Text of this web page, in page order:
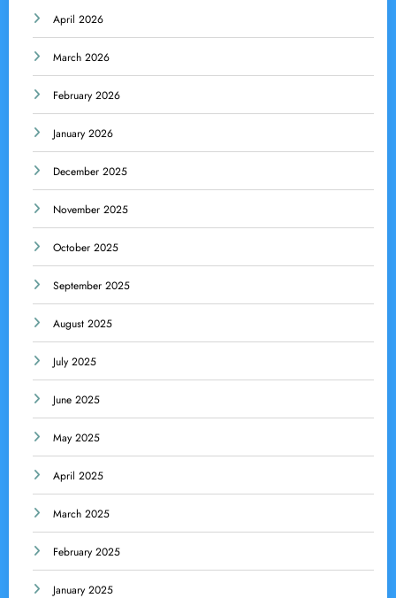
April 2026
March 2026
February 2026
January 2026
December 2025
November 2025
October 2025
September 2025
August 2025
July 2025
June 2025
May 2025
April 2025
March 2025
February 2025
January 2025